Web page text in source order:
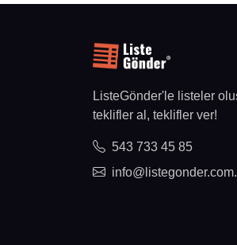
ListeGönder'le listeler
teklifler al, teklifler ver!
543 733 45 85